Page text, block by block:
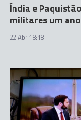
Índia e
militares um
22 Abr 18:18